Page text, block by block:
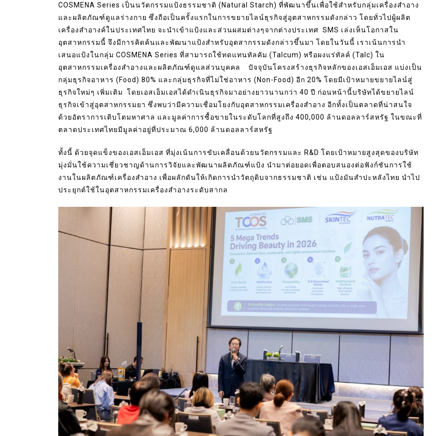
COSMENA Series เป็นนวัตกรรมแป้งธรรมชาติ (Natural Starch) ที่พัฒนาขึ้นเพื่อใช้สำหรับกลุ่มเครื่องสำอาง
และผลิตภัณฑ์ดูแลร่างกาย ซึ่งถือเป็นครั้งแรกในการขยายไลน์ธุรกิจสู่อุตสาหกรรมดังกล่าว โดยทั่วไปผู้ผลิต
เครื่องสำอางค์ในประเทศไทย จะนำเข้าแป้งและส่วนผสมต่างๆจากต่างประเทศ SMS เล่งเห็นโอกาสใน
อุตสาหกรรมนี้ จึงมีการคิดค้นและพัฒนาแป้งสำหรับอุตสากรรมดังกล่าวขึ้นมา โดยในวันนี้ เราเน้นการนำ
เสนอแป้งในกลุ่ม COSMENA Series ที่สามารถใช้ทดแทนทัลคัม (Talcum) หรือผงแร่ทัลค์ (Talc) ใน
อุตสาหกรรมเครื่องสำอางและผลิตภัณฑ์ดูแลส่วนบุคคล ปัจจุบันโครงสร้างธุรกิจหลักของเอสเอ็มเอส แบ่งเป็น
กลุ่มธุรกิจอาหาร (Food) 80% และกลุ่มธุรกิจที่ไม่ใช่อาหาร (Non-Food) อีก 20% โดยมีเป้าหมายขยายไลน์สู่
ธุรกิจใหม่ๆ เพิ่มเติม โดยเอสเอ็มเอสได้ดำเนินธุรกิจมาอย่างยาวนานกว่า 40 ปี ก่อนหน้านี้บริษัทได้ขยายไลน์
ธุรกิจเข้าสู่อุตสาหกรรมยา ซึ่งพบว่ามีความเชื่อมโยงกับอุตสาหกรรมเครื่องสำอาง อีกทั้งเป็นตลาดที่น่าสนใจ
ด้วยอัตราการเติบโตมหาศาล และมูลค่าการซื้อขายในระดับโลกที่สูงถึง 400,000 ล้านดอลลาร์สหรัฐ ในขณะที่
ตลาดประเทศไทยมีมูลค่าอยู่ที่ประมาณ 6,000 ล้านดอลลาร์สหรัฐ
ทั้งนี้ ด้วยจุดแข็งของเอสเอ็มเอส ที่มุ่งเน้นการขับเคลื่อนด้วยนวัตกรรมและ R&D โดยเป้าหมายสูงสุดของบริษัท
มุ่งมั่นใช้ความเชี่ยวชาญด้านการวิจัยและพัฒนาผลิตภัณฑ์แป้ง นำมาต่อยอดเพื่อตอบสนองต่อฟังก์ชันการใช้
งานในผลิตภัณฑ์เครื่องสำอาง เพื่อผลักดันให้เกิดการนำวัตถุดิบจากธรรมชาติ เช่น แป้งมันสำปะหลังไทย นำไป
ประยุกต์ใช้ในอุตสาหกรรมเครื่องสำอางระดับสากล